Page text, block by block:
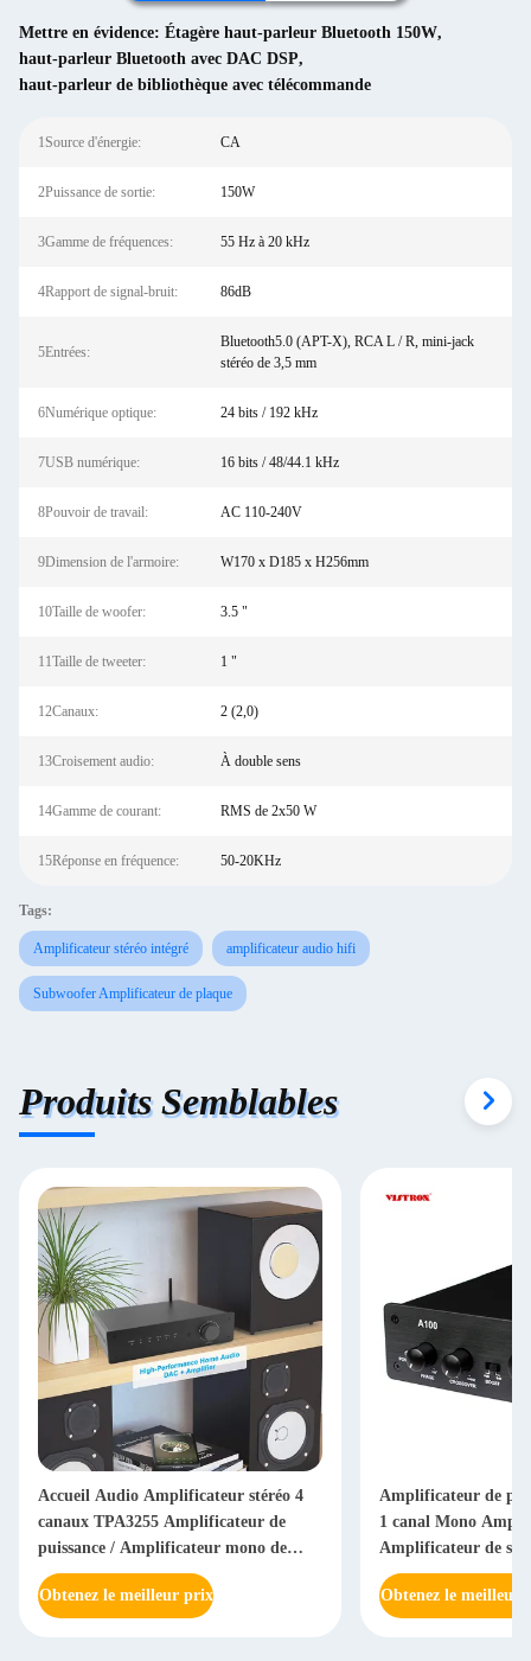
Mettre en évidence: Étagère haut-parleur Bluetooth 150W,
haut-parleur Bluetooth avec DAC DSP,
haut-parleur de bibliothèque avec télécommande
1Source d'énergie: CA
2Puissance de sortie: 150W
3Gamme de fréquences: 55 Hz à 20 kHz
4Rapport de signal-bruit: 86dB
5Entrées:
Bluetooth5.0 (APT-X), RCA L / R, mini-jack
stéréo de 3,5 mm
6Numérique optique: 24 bits / 192 kHz
7USB numérique: 16 bits / 48/44.1 kHz
8Pouvoir de travail: AC 110-240V
9Dimension de l'armoire: W170 x D185 x H256mm
10Taille de woofer: 3.5 "
11Taille de tweeter: 1 "
12Canaux: 2 (2,0)
13Croisement audio: À double sens
14Gamme de courant: RMS de 2x50 W
15Réponse en fréquence: 50-20KHz
Tags:
Amplificateur stéréo intégré amplificateur audio hifi
Subwoofer Amplificateur de plaque
Produits Semblables
stéréo 4
de
de
Amplificateur de puissance audio mini
1 canal Mono Amp TPA3255
Amplificateur de subwoofer pour la
maison
Obtenez le meilleur prix
50W
Mini
pour